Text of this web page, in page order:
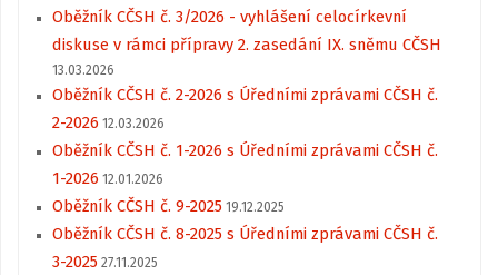
Oběžník CČSH č. 3/2026 - vyhlášení celocírkevní
diskuse v rámci přípravy 2. zasedání IX. sněmu CČSH
13.03.2026
Oběžník CČSH č. 2-2026 s Úředními zprávami CČSH č.
2-2026 12.03.2026
Oběžník CČSH č. 1-2026 s Úředními zprávami CČSH č.
1-2026 12.01.2026
Oběžník CČSH č. 9-2025 19.12.2025
Oběžník CČSH č. 8-2025 s Úředními zprávami CČSH č.
3-2025 27.11.2025